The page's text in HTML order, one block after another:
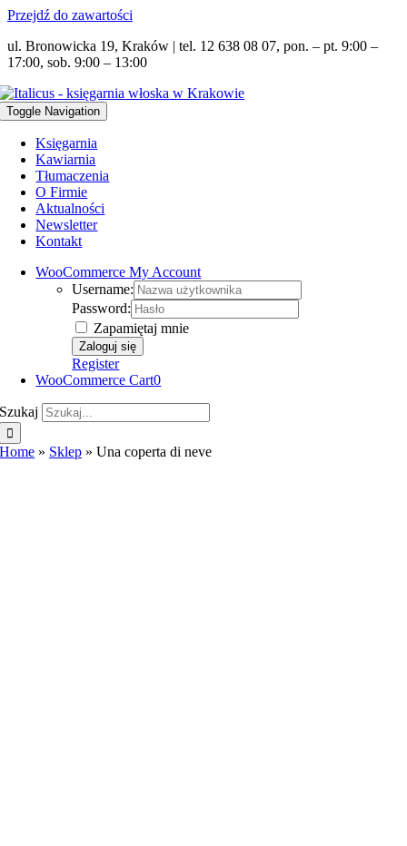
Przejdź do zawartości
ul. Bronowicka 19, Kraków | tel. 12 638 08 07, pon. – pt. 9:00 –
17:00, sob. 9:00 – 13:00
Toggle Navigation
Księgarnia
Kawiarnia
Tłumaczenia
O Firmie
Aktualności
Newsletter
Kontakt
WooCommerce My Account
Username:
Password:
Zapamiętaj mnie
Register
WooCommerce Cart0
Szukaj
Home » Sklep »Una coperta di neve